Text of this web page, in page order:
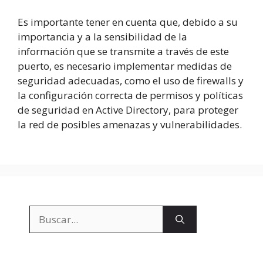
Es importante tener en cuenta que, debido a su
importancia y a la sensibilidad de la
información que se transmite a través de este
puerto, es necesario implementar medidas de
seguridad adecuadas, como el uso de firewalls y
la configuración correcta de permisos y políticas
de seguridad en Active Directory, para proteger
la red de posibles amenazas y vulnerabilidades.